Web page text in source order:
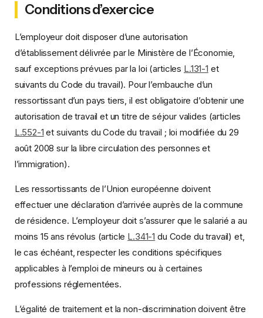
Conditions d’exercice
L’employeur doit disposer d’une autorisation
d’établissement délivrée par le Ministère de l’Économie,
sauf exceptions prévues par la loi (articles L.131-1 et
suivants du Code du travail). Pour l’embauche d’un
ressortissant d’un pays tiers, il est obligatoire d’obtenir une
autorisation de travail et un titre de séjour valides (articles
L.552-1 et suivants du Code du travail ; loi modifiée du 29
août 2008 sur la libre circulation des personnes et
l’immigration).
Les ressortissants de l’Union européenne doivent
effectuer une déclaration d’arrivée auprès de la commune
de résidence. L’employeur doit s’assurer que le salarié a au
moins 15 ans révolus (article L.341-1 du Code du travail) et,
le cas échéant, respecter les conditions spécifiques
applicables à l’emploi de mineurs ou à certaines
professions réglementées.
L’égalité de traitement et la non-discrimination doivent être